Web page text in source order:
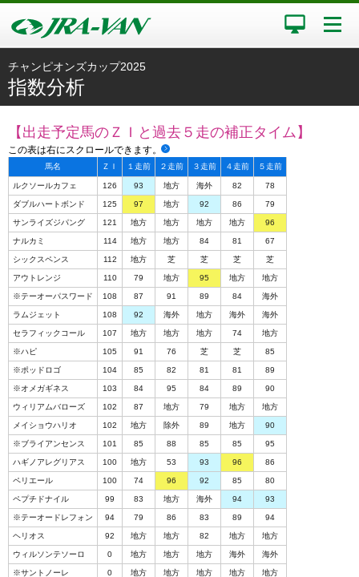
チャンピオンズカップ2025
指数分析
【出走予定馬のＺＩと過去５走の補正タイム】
この表は右にスクロールできます。
馬名 ＺＩ １走前 ２走前 ３走前 ４走前 ５走前
ルクソールカフェ 126 93 地方 海外 82 78
ダブルハートボンド 125 97 地方 92 86 79
サンライズジパング 121 地方 地方 地方 地方 96
ナルカミ 114 地方 地方 84 81 67
シックスペンス 112 地方 芝 芝 芝 芝
アウトレンジ 110 79 地方 95 地方 地方
※テーオーパスワード 108 87 91 89 84 海外
ラムジェット 108 92 海外 地方 海外 海外
セラフィックコール 107 地方 地方 地方 74 地方
※ハピ 105 91 76 芝 芝 85
※ポッドロゴ 104 85 82 81 81 89
※オメガギネス 103 84 95 84 89 90
ウィリアムバローズ 102 87 地方 79 地方 地方
メイショウハリオ 102 地方 除外 89 地方 90
※ブライアンセンス 101 85 88 85 85 95
ハギノアレグリアス 100 地方 53 93 96 86
ペリエール 100 74 96 92 85 80
ペプチドナイル 99 83 地方 海外 94 93
※テーオードレフォン 94 79 86 83 89 94
ヘリオス 92 地方 地方 82 地方 地方
ウィルソンテソーロ 0 地方 地方 地方 海外 海外
※サントノーレ 0 地方 地方 地方 地方 地方